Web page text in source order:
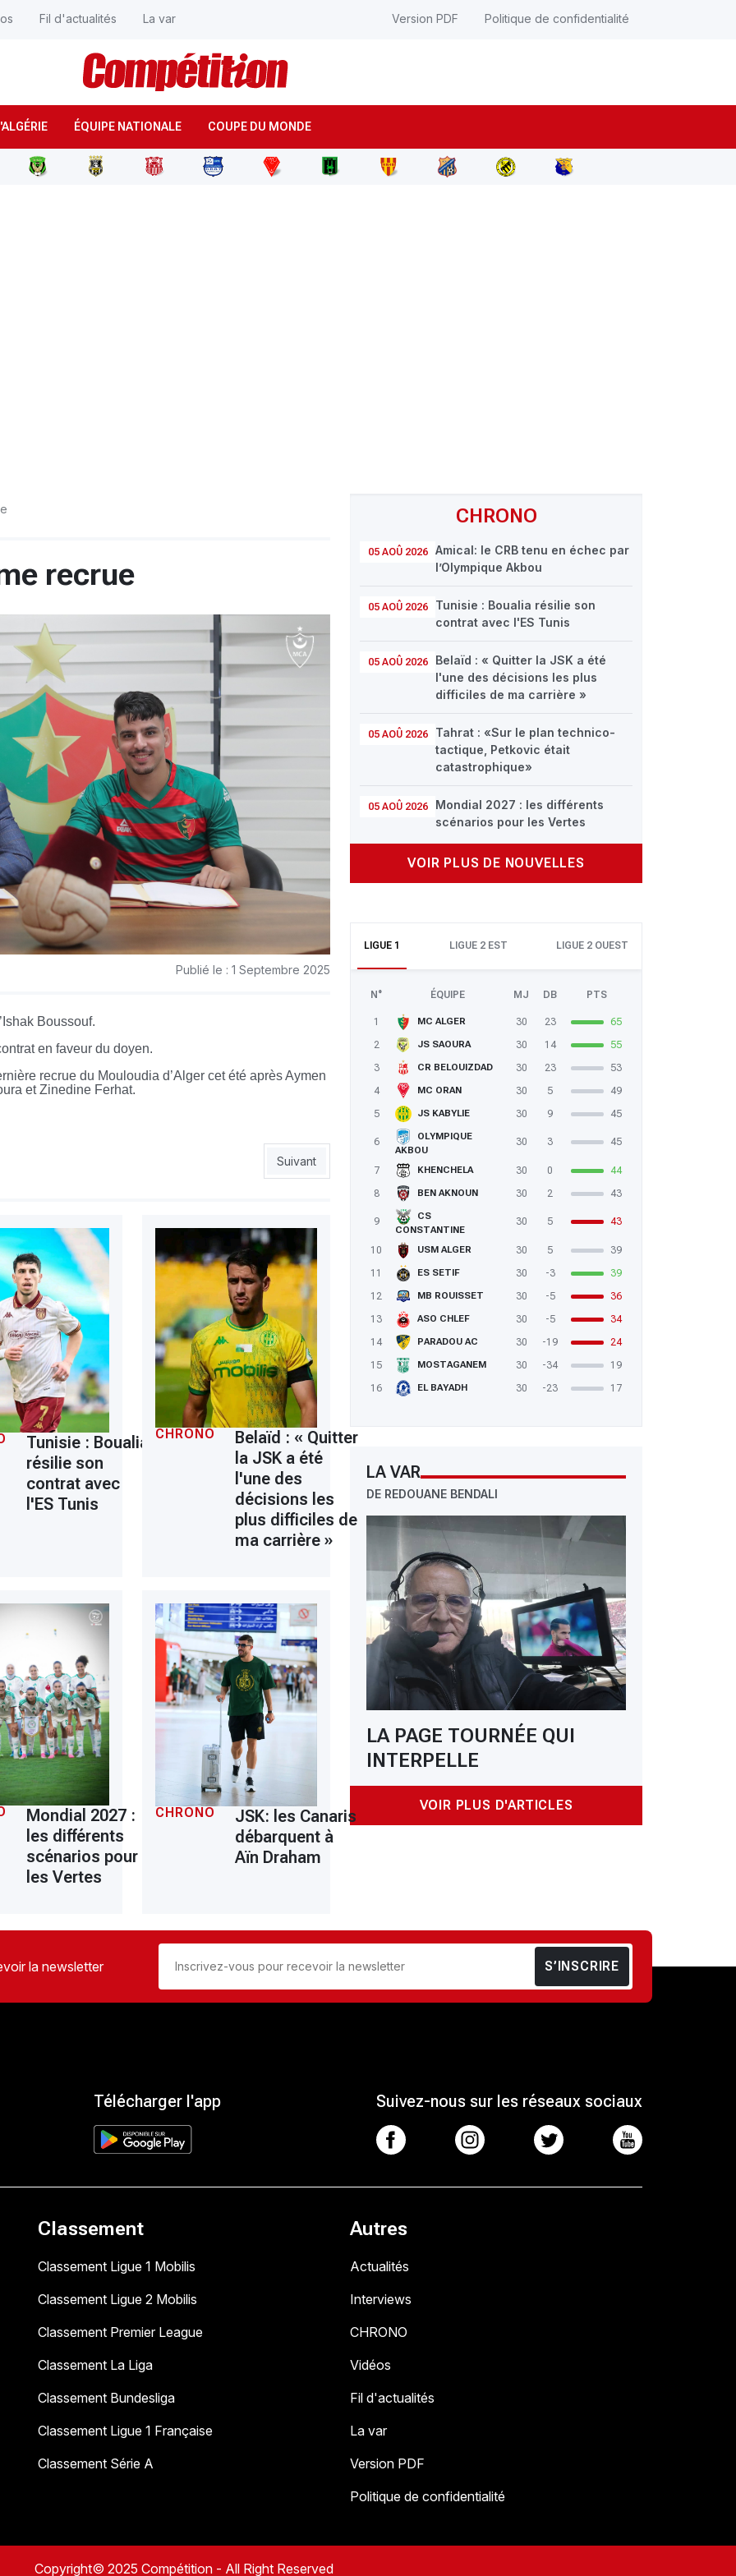
ÉQUIPE NATIONALE COUPE DU MONDE
Fil d'actualités La var Version PDF Politique de confidentialité
CHRONO
05 AOÛ 2026
Amical: le CRB tenu en échec par
l’Olympique Akbou
05 AOÛ 2026
Tunisie : Boualia résilie son
contrat avec l'ES Tunis
05 AOÛ 2026
Belaïd : « Quitter la JSK a été
l'une des décisions les plus
difficiles de ma carrière »
05 AOÛ 2026
Tahrat : «Sur le plan technico-
tactique, Petkovic était
catastrophique»
05 AOÛ 2026
Mondial 2027 : les différents
scénarios pour les Vertes
VOIR PLUS DE NOUVELLES
LIGUE 1 LIGUE 2 EST LIGUE 2 OUEST
N° ÉQUIPE MJ DB PTS
1 MC ALGER 30 23
65
2
JS SAOURA 30 14
55
3
CR BELOUIZDAD 30 23
53
4
MC ORAN 30 5
49
5
JS KABYLIE 30 9 45
6
OLYMPIQUE
AKBOU
30 3 45
7 KHENCHELA 30 0
44
8
BEN AKNOUN 30 2 43
9
CS
CONSTANTINE
30 5 43
10 USM ALGER 30 5
39
11
ES SETIF 30 -3
39
12
MB ROUISSET 30 -5
36
13
ASO CHLEF 30 -5
34
14
PARADOU AC 30 -19
24
15
MOSTAGANEM 30 -34
19
16
EL BAYADH 30 -23 17
LA VAR
DE REDOUANE BENDALI
LA PAGE TOURNÉE QUI
INTERPELLE
VOIR PLUS D'ARTICLES
recrue
Publié le : 1 Septembre 2025
Boussouf.
en faveur du doyen.
recrue du Mouloudia d’Alger cet été après Aymen
et Zinedine Ferhat.
pour une année renouvelable Article suivant : USMA 0 – MCA 0: le big derby sans vainqueur
Suivant
Tunisie : Boualia
résilie son
contrat avec
l'ES Tunis
CHRONO
Belaïd : « Quitter
la JSK a été
l'une des
décisions les
plus difficiles de
ma carrière »
Mondial 2027 :
les différents
scénarios pour
les Vertes
CHRONO
JSK: les Canaris
débarquent à
Aïn Draham
la newsletter S’INSCRIRE
Télécharger l'app Suivez-nous sur les réseaux sociaux
Classement
Classement Ligue 1 Mobilis
Classement Ligue 2 Mobilis
Classement Premier League
Classement La Liga
Classement Bundesliga
Classement Ligue 1 Française
Classement Série A
Autres
Actualités
Interviews
CHRONO
Vidéos
Fil d'actualités
La var
Version PDF
Politique de confidentialité
Copyright© 2025 Compétition - All Right Reserved